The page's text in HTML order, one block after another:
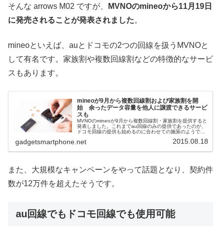
そんな arrows M02 ですが、
MVNOのmineoから11月19日
に発売されることが発表されました。
mineoといえば、auとドコモの2つの回線を扱うMVNOと
して有名です。家族割や複数回線割などの特徴的なサービ
スもあります。
mineoが9月から複数回線割および家族割を開
始 余ったデータ容量を他人に譲渡できるサービ
スも
MVNOのmineoが9月から複数回線割・家族割を提供すると
発表しました。これまでau回線のみの提供であったのが、
ドコモ回線の提供も始めるのに合わせての施策のようで
ケットギフト」も開始する...
gadgetsmartphone.net 2015.08.18
また、大規模なキャンペーンをやって話題となり、契約件
数が12万件を超えたそうです。
au回線でもドコモ回線でも使用可能